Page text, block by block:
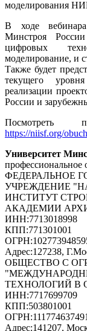
моделирования
В ходе
Минстроя
цифровых
моделирование, и
Также будет
текущего
реализации
России и
Посмотреть
https://niisf.org/
Университет
профессиональное
ФЕДЕРАЛЬНОЕ
УЧРЕЖДЕНИЕ
ИНСТИТУТ
АКАДЕМИИ
ИНН:7713018998
КПП:771301001
ОГРН:
Адрес:127238,
ОБЩЕСТВО С
ТЕХНОЛОГИЙ В
ИНН:7717699709
КПП:503801001
ОГРН:
Адрес:141207,